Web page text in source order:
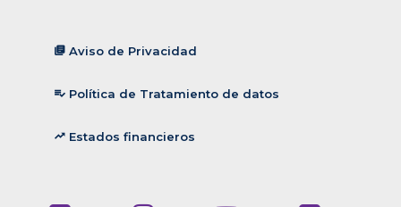
library_books Aviso de Privacidad
playlist_add_check Política de Tratamiento de datos
trending_up Estados financieros